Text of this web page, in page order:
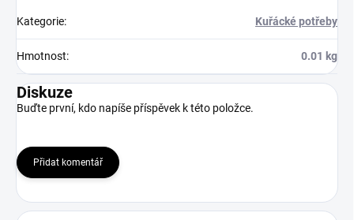
Kategorie: Kuřácké potřeby
Hmotnost: 0.01 kg
Diskuze
Buďte první, kdo napíše příspěvek k této položce.
Přidat komentář